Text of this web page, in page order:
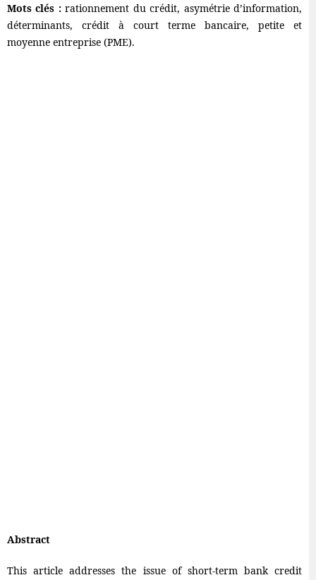
Mots clés :rationnement du crédit, asymétrie d’information,
déterminants, crédit à court terme bancaire, petite et
moyenne entreprise (PME).
Abstract
This article addresses the issue of short-term bank credit